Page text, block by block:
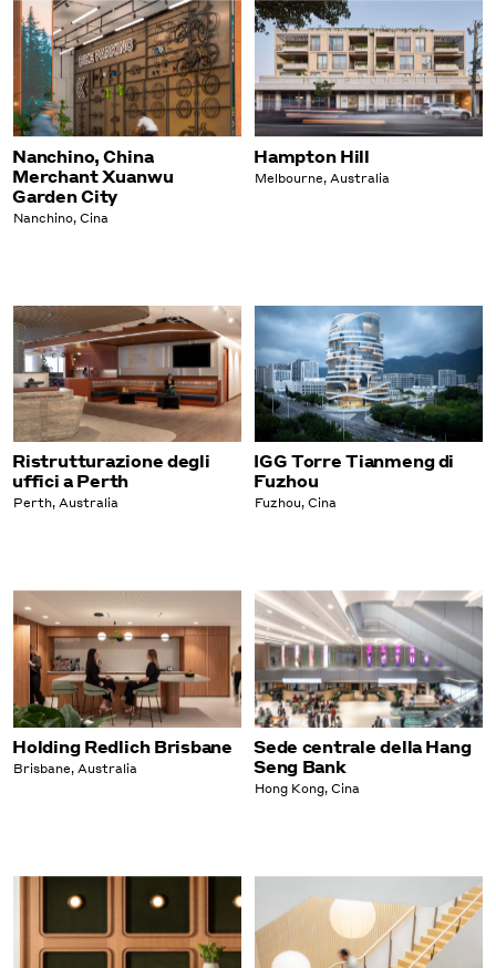
Nanchino, China
Merchant Xuanwu
Garden City
Nanchino, Cina
Hampton Hill
Melbourne, Australia
Ristrutturazione degli
uffici a Perth
Perth, Australia
IGG Torre Tianmeng di
Fuzhou
Fuzhou, Cina
Holding Redlich Brisbane
Brisbane, Australia
Sede centrale della Hang
Seng Bank
Hong Kong, Cina